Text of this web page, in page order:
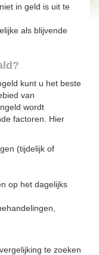
in geld is uit te
als blijvende
kunt u het beste
van
wordt
factoren. Hier
(tijdelijk of
op het dagelijks
te zoeken